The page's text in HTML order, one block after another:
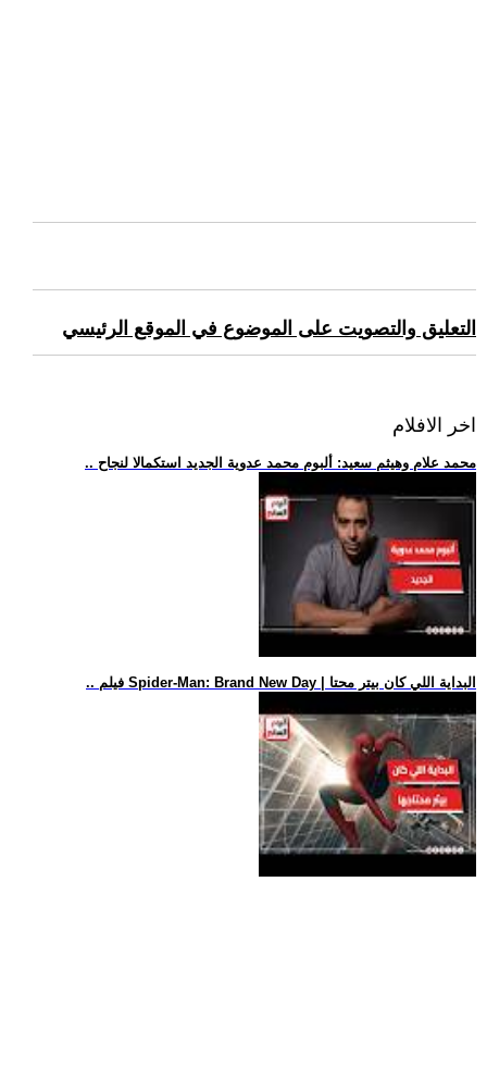
التعليق والتصويت على الموضوع في الموقع الرئيسي
اخر الافلام
.. محمد علام وهيثم سعيد: ألبوم محمد عدوية الجديد استكمالا لنجاح
.. فيلم Spider-Man: Brand New Day | البداية اللي كان بيتر محتا